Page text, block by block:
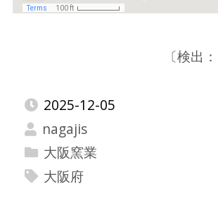
〔検出
2025-12-05
nagajis
大阪窯業
大阪府